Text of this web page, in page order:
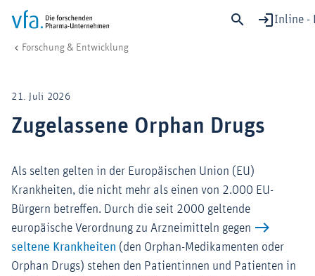
Inline -
Forschung & Entwicklung
Gesundheit & Versorgung
Wirtschaft & Standort
Verband & Mitglieder
Mitglied werden!
Medien
Forschung & Entwicklung
21. Juli 2026
Zugelassene Orphan Drugs
Als selten gelten in der Europäischen Union (EU)
Krankheiten, die nicht mehr als einen von 2.000 EU-
Bürgern betreffen. Durch die seit 2000 geltende
europäische Verordnung zu Arzneimitteln gegen
seltene Krankheiten (den Orphan-Medikamenten oder
Orphan Drugs) stehen den Patientinnen und Patienten in